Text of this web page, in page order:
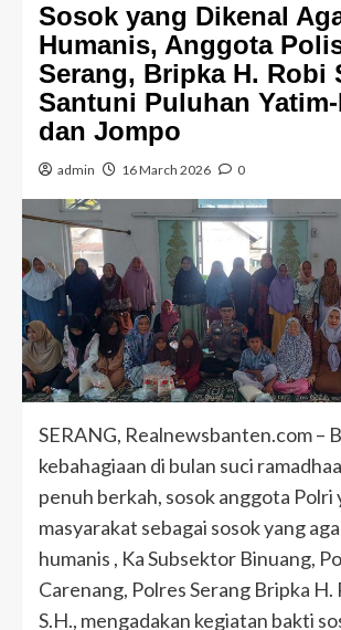
Sosok yang Dikenal
Humanis, Anggota
Serang, Bripka H. Robi
Santuni Puluhan
dan Jompo
admin 16 March 2026 0
SERANG, Realnewsbanten.com –
kebahagiaan di bulan suci
penuh berkah, sosok anggota Polri
masyarakat sebagai sosok yang
humanis , Ka Subsektor Binuang,
Carenang, Polres Serang Bripka H.
S.H., mengadakan kegiatan bakti